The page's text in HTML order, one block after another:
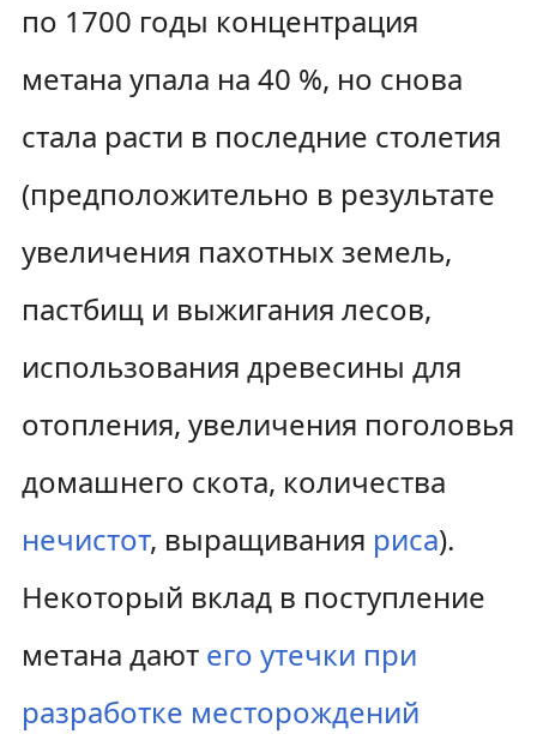
по 1700 годы концентрация
метана упала на 40 %, но снова
стала расти в последние столетия
(предположительно в результате
увеличения пахотных земель,
пастбищ и выжигания лесов,
использования древесины для
отопления, увеличения поголовья
домашнего скота, количества
нечистот, выращивания риса).
Некоторый вклад в поступление
метана дают его утечки при
разработке месторождений